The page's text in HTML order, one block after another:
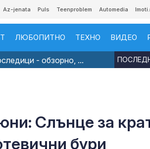
Az-jenata Puls Teenproblem Automedia
ЛЮБОПИТНО ТЕХНО ВИДЕО
- обзорно, ...
Слънце за
бури